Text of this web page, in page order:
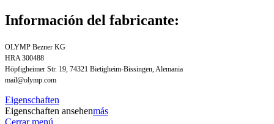
Información del fabricante:
OLYMP Bezner KG
HRA 300488
Höpfigheimer Str. 19, 74321 Bietigheim-Bissingen, Alemania
mail@olymp.com
Eigenschaften
Eigenschaften ansehenmás
Cerrar menú